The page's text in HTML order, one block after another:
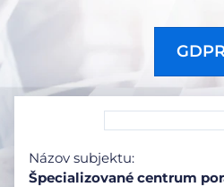
Názov subjektu:
Špecializované centrum